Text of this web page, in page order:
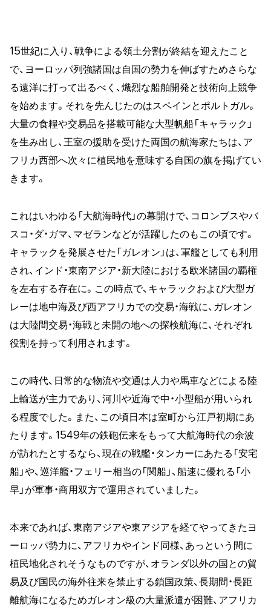
15世紀に入り、戦争による領土分割が終結を迎えたこと
で、ヨーロッパ列強諸国は自国の勢力を伸ばすためさらな
る遠洋に打って出るべく、熾烈な船舶開発と技術向上競争
を始めます。それを先んじたのはスペインとポルトガル。
大量の食糧や交易品を搭載可能な大型帆船「キャラック」
を生み出し、王室の援助を受けた両国の航海家たちは、ア
フリカ西部へ次々に植民地を意味する自国の旗を掲げてい
きます。
これはいわゆる「大航海時代」の幕開けで、コロンブスやバ
スコ・ダ・ガマ、マゼランなどが活躍したのもこの頃です。
キャラックを発展させた「ガレオン」は、軍艦としても利用
され、インド・東南アジア・新大陸における欧米諸国の覇権
を左右する存在に。この時点で、キャラックおよび大型ガ
レーは地中海及び西アフリカでの交易・海戦に、ガレオン
は大陸間交易・海戦と未開の地への探検航海に、それぞれ
役割を持って利用されます。
この時代、日常的な物流や交通は人力や馬車などによる陸
上輸送が主力であり、河川や近海で中・小型船が用いられ
る程度でした。また、この頃日本は室町から江戸初期にあ
たります。1549年の鉄砲伝来をもって大航海時代の余波
が訪れたとするなら、現在の戦艦・タンカーにあたる「安宅
船」や、巡洋艦・フェリー相当の「関船」、船速に優れる「小
早」が軍事・商用双方で運用されていました。
本来であれば、東南アジアや東アジアを経てやってきたヨ
ーロッパ勢力に、アフリカやインド同様、あっという間に
植民地化されそうなものですが、オランダ以外の国との貿
易及び国民の海外往来を禁止する鎖国政策、長期間・長距
離航海になるためガレオン級の大量派遣が困難、アフリカ